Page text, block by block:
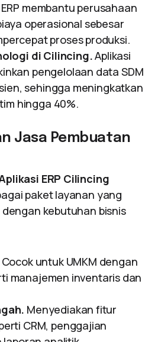
membantu perusahaan
operasional sebesar
proses produksi.
di Cilincing.Aplikasi
pengelolaan data SDM
sehingga meningkatkan
hingga 40%.
Jasa Pembuatan
ERP Cilincing
paket layanan yang
kebutuhan bisnis
Cocok untuk UMKM dengan
manajemen inventaris dan
Menyediakan fitur
CRM, penggajian